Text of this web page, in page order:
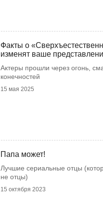
Факты о
изменят ваше
Актеры прошли через огонь,
конечностей
15 мая 2025
Папа может!
Лучшие сериальные отцы
не отцы)
15 октября 2023